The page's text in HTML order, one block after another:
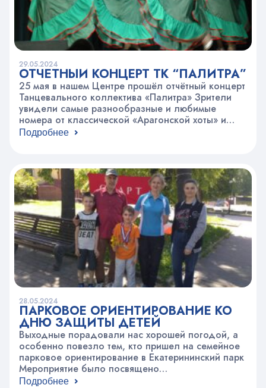
29.05.2024
ОТЧЕТНЫЙ КОНЦЕРТ ТК “ПАЛИТРА”
25 мая в нашем Центре прошёл отчётный концерт
Танцевального коллектива «Палитра» Зрители
увидели самые разнообразные и любимые
номера от классической «Арагонской хоты» и
«Раненого неба» до задорных «Барбариков» и
мальчика» – танец, представляющий собой
настоящее творческое световое шоу с веерами.
Помимо танцев, в этом году…
Подробнее
28.05.2024
ПАРКОВОЕ ОРИЕНТИРОВАНИЕ КО
ДНЮ ЗАЩИТЫ ДЕТЕЙ
Выходные порадовали нас хорошей погодой, а
особенно повезло тем, кто пришел на семейное
парковое ориентирование в Екатерининский парк
Мероприятие было посвящено
приближающемуся празднику – Дню защиты
Подробнее